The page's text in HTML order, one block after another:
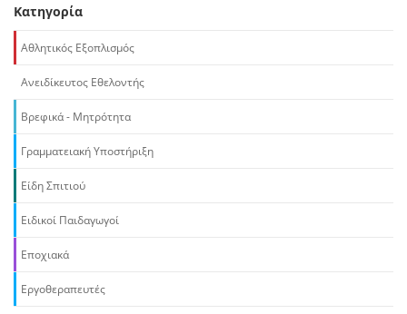
Κατηγορία
Αθλητικός Εξοπλισμός
Ανειδίκευτος Εθελοντής
Βρεφικά - Μητρότητα
Γραμματειακή Υποστήριξη
Είδη Σπιτιού
Ειδικοί Παιδαγωγοί
Εποχιακά
Εργοθεραπευτές